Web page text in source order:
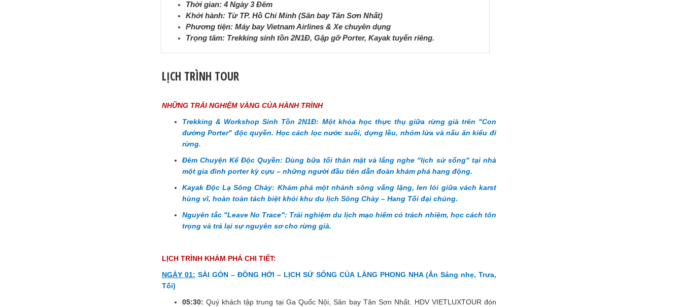
Thời gian: 4 Ngày 3 Đêm
Khởi hành: Từ TP. Hồ Chí Minh (Sân bay Tân Sơn Nhất)
Phương tiện: Máy bay Vietnam Airlines & Xe chuyên dụng
Trọng tâm: Trekking sinh tồn 2N1Đ, Gặp gỡ Porter, Kayak tuyến riêng.
LỊCH TRÌNH TOUR
NHỮNG TRẢI NGHIỆM VÀNG CỦA HÀNH TRÌNH
Trekking & Workshop Sinh Tồn 2N1Đ: Một khóa học thực thụ giữa rừng già trên "Con
đường Porter" độc quyền. Học cách lọc nước suối, dựng lều, nhóm lửa và nấu ăn kiểu đi
rừng.
Đêm Chuyện Kể Độc Quyền: Dùng bữa tối thân mật và lắng nghe "lịch sử sống" tại nhà
một gia đình porter kỳ cựu – những người đầu tiên dẫn đoàn khám phá hang động.
Kayak Độc Lạ Sông Chày: Khám phá một nhánh sông vắng lặng, len lỏi giữa vách karst
hùng vĩ, hoàn toàn tách biệt khỏi khu du lịch Sông Chày – Hang Tối đại chúng.
Nguyên tắc "Leave No Trace": Trải nghiệm du lịch mạo hiểm có trách nhiệm, học cách tôn
trọng và trả lại sự nguyên sơ cho rừng già.
LỊCH TRÌNH KHÁM PHÁ CHI TIẾT:
NGÀY 01: SÀI GÒN – ĐỒNG HỚI – LỊCH SỬ SỐNG CỦA LÀNG PHONG NHA (Ăn Sáng nhẹ, Trưa,
Tối)
05:30: Quý khách tập trung tại Ga Quốc Nội, Sân bay Tân Sơn Nhất. HDV VIETLUXTOUR đón